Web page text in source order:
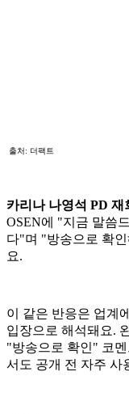
출처: 더팩트
카리나 나영석 PD 재
OSEN에 "지금 말씀
다"며 "방송으로 확
요.
이 같은 반응은 업계
입장으로 해석돼요.
"방송으로 확인" 코
서도 공개 전 자주 사